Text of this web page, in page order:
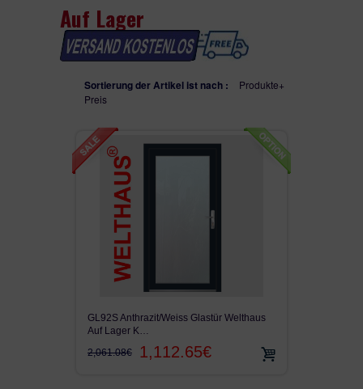
WH75N
ALU110FB
AUF LAGER
VON KUNDEN VERKAUFT
GEFRÄST
SEITENTEIL
FENSTER
Auf Lager
Sortierung der Artikel ist nach :
Produkte+
Preis
GL92S Anthrazit/Weiss Glastür Welthaus
Auf Lager K…
2,061.08€
1,112.65€